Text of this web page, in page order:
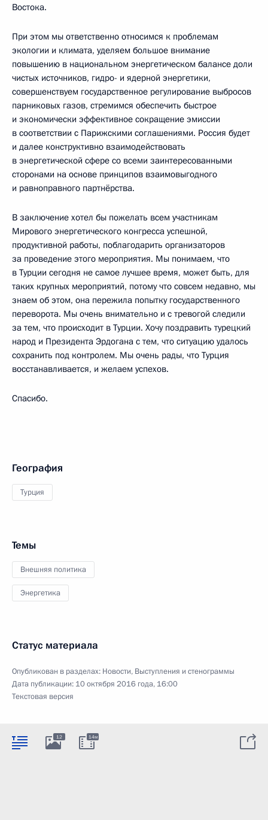
Востока.
При этом мы ответственно относимся к проблемам
экологии и климата, уделяем большое внимание
повышению в национальном энергетическом балансе доли
чистых источников, гидро- и ядерной энергетики,
совершенствуем государственное регулирование выбросов
парниковых газов, стремимся обеспечить быстрое
и экономически эффективное сокращение эмиссии
в соответствии с Парижскими соглашениями. Россия будет
и далее конструктивно взаимодействовать
в энергетической сфере со всеми заинтересованными
сторонами на основе принципов взаимовыгодного
и равноправного партнёрства.
В заключение хотел бы пожелать всем участникам
Мирового энергетического конгресса успешной,
продуктивной работы, поблагодарить организаторов
за проведение этого мероприятия. Мы понимаем, что
в Турции сегодня не самое лучшее время, может быть, для
таких крупных мероприятий, потому что совсем недавно, мы
знаем об этом, она пережила попытку государственного
переворота. Мы очень внимательно и с тревогой следили
за тем, что происходит в Турции. Хочу поздравить турецкий
народ и Президента Эрдогана с тем, что ситуацию удалось
сохранить под контролем. Мы очень рады, что Турция
восстанавливается, и желаем успехов.
Спасибо.
География
Турция
Темы
Внешняя политика
Энергетика
Статус материала
Опубликован в разделах: Новости, Выступления и стенограммы
Дата публикации: 10 октября 2016 года, 16:00
Текстовая версия
12 14м